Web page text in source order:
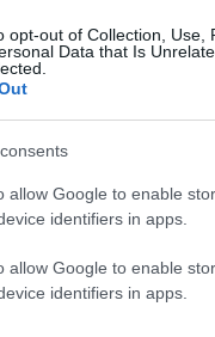
opt-out of Collection, Use,
Data that Is
allow Google to enable
identifiers in apps.
allow Google to enable
identifiers in apps.
Ακόμη, είχε
ακούσετε
Ο
«απαγάγει»